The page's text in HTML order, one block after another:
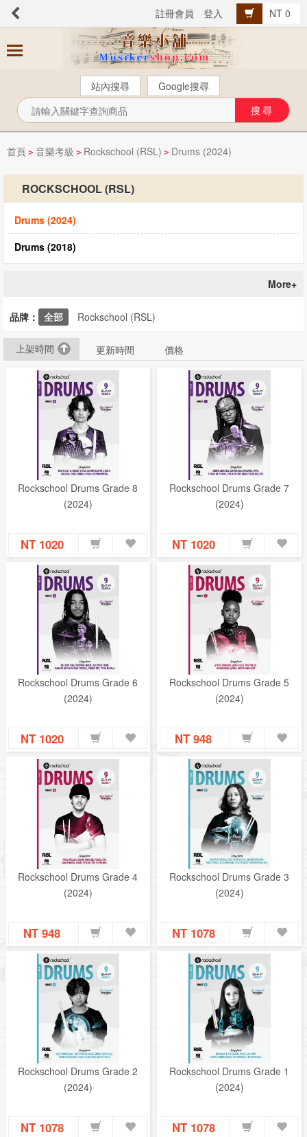
註冊會員 登入 NT 0
站內搜尋 Google搜尋
商
品
芬貝爾【中文版】
西樂曲譜
音樂叢書
Popular流行音樂
音樂考級
教材教具
CD‧DVD
禮品專區
出版社
日本樂譜
音樂繪本・故事
114年全國音樂比賽指定曲
中國民樂
首頁 > 音樂考級 > Rockschool (RSL) > Drums (2024)
ROCKSCHOOL (RSL)
Drums (2024)
Drums (2018)
More+
品牌： 全部 Rockschool (RSL)
上架時間 更新時間 價格
Rockschool Drums Grade 8
(2024)
NT 1020
Rockschool Drums Grade 7
(2024)
NT 1020
Rockschool Drums Grade 6
(2024)
NT 1020
Rockschool Drums Grade 5
(2024)
NT 948
Rockschool Drums Grade 4
(2024)
NT 948
Rockschool Drums Grade 3
(2024)
NT 1078
Rockschool Drums Grade 2
(2024)
NT 1078
Rockschool Drums Grade 1
(2024)
NT 1078